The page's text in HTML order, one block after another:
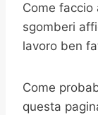
Come faccio
sgomberi
lavoro ben
Come
questa